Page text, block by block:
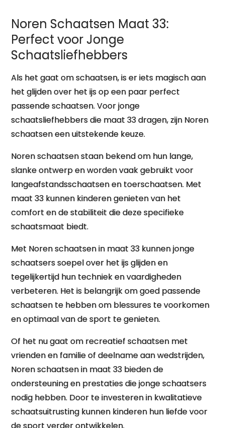
Noren Schaatsen Maat 33:
Perfect voor Jonge
Schaatsliefhebbers
Als het gaat om schaatsen, is er iets magisch aan
het glijden over het ijs op een paar perfect
passende schaatsen. Voor jonge
schaatsliefhebbers die maat 33 dragen, zijn Noren
schaatsen een uitstekende keuze.
Noren schaatsen staan bekend om hun lange,
slanke ontwerp en worden vaak gebruikt voor
langeafstandsschaatsen en toerschaatsen. Met
maat 33 kunnen kinderen genieten van het
comfort en de stabiliteit die deze specifieke
schaatsmaat biedt.
Met Noren schaatsen in maat 33 kunnen jonge
schaatsers soepel over het ijs glijden en
tegelijkertijd hun techniek en vaardigheden
verbeteren. Het is belangrijk om goed passende
schaatsen te hebben om blessures te voorkomen
en optimaal van de sport te genieten.
Of het nu gaat om recreatief schaatsen met
vrienden en familie of deelname aan wedstrijden,
Noren schaatsen in maat 33 bieden de
ondersteuning en prestaties die jonge schaatsers
nodig hebben. Door te investeren in kwalitatieve
schaatsuitrusting kunnen kinderen hun liefde voor